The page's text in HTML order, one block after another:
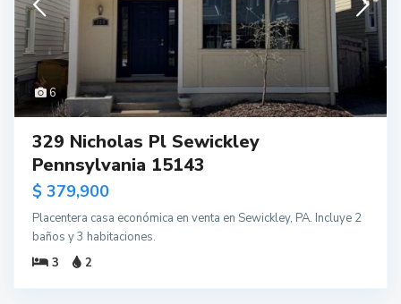
6
329 Nicholas Pl Sewickley
Pennsylvania 15143
$ 379,900
Placentera casa económica en venta en Sewickley, PA. Incluye 2
baños y 3 habitaciones.
3
2